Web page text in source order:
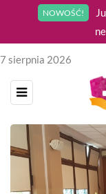
NOWOŚĆ!
7 sierpnia 2026